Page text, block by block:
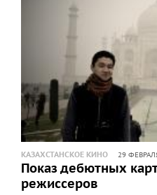
КАЗАХСТАНСКОЕ КИНО 29
Показ дебютных
режиссеров